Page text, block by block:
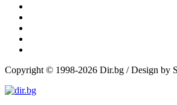
Copyright © 1998-2026 Dir.bg / Design by